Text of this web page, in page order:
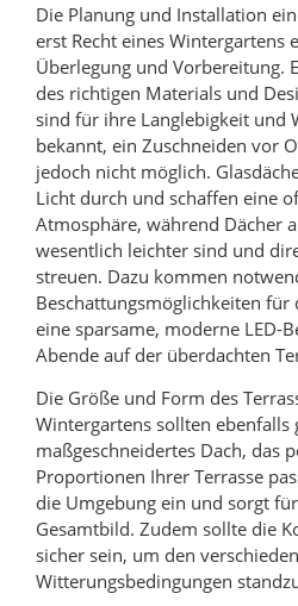
Die Planung und Installation
erst Recht eines Wintergartens
Überlegung und Vorbereitung.
des richtigen Materials und
sind für ihre Langlebigkeit und
bekannt, ein Zuschneiden vor
jedoch nicht möglich.
Licht durch und schaffen eine
Atmosphäre, während Dächer
wesentlich leichter sind und
streuen. Dazu kommen
Beschattungsmöglichkeiten für
eine sparsame, moderne LED-
Abende auf der überdachten
Die Größe und Form des
Wintergartens sollten ebenfalls
maßgeschneidertes Dach, das
Proportionen Ihrer Terrasse
die Umgebung ein und sorgt
Gesamtbild. Zudem sollte die
sicher sein, um den
Witterungsbedingungen